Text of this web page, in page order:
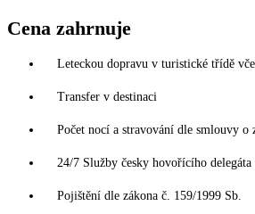
Cena zahrnuje
Leteckou dopravu v turistické třídě
Transfer v destinaci
Počet nocí a stravování dle smlouvy o
24/7 Služby česky hovořícího
Pojištění dle zákona č. 159/1999 Sb.